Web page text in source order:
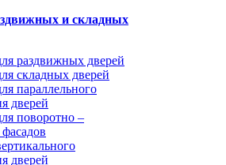
и складных
раздвижных дверей
складных дверей
параллельного
дверей
поворотно –
дверей